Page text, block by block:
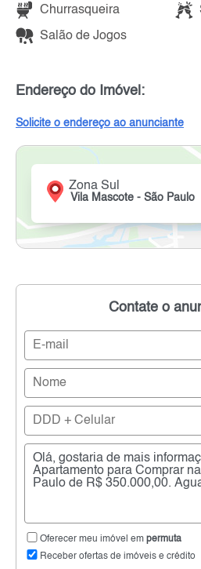
Churrasqueira
Salão de Jogos
Endereço do Imóvel:
Solicite o endereço ao anunciante
Zona Sul
Vila Mascote - São Paulo
Contate o
Oferecer meu imóvel em permuta
Receber ofertas de imóveis e crédito